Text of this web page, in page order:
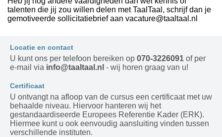
talenten die jij zou willen delen met TaalTaal, schrijf dan je
gemotiveerde sollicitatiebrief aan vacature@taaltaal.nl
Locatie en contact
U kunt ons per telefoon bereiken op 070-3226091 of per
e-mail via info@taaltaal.nl - wij horen graag van u!
Certificaat
U ontvangt na afloop van de cursus een certificaat met uw
behaalde niveau. Hiervoor hanteren wij het
gestandaardiseerde Europees Referentie Kader (ERK).
Hiermee kunt u ook eenvoudig aansluiting vinden tussen
verschillende instituten.